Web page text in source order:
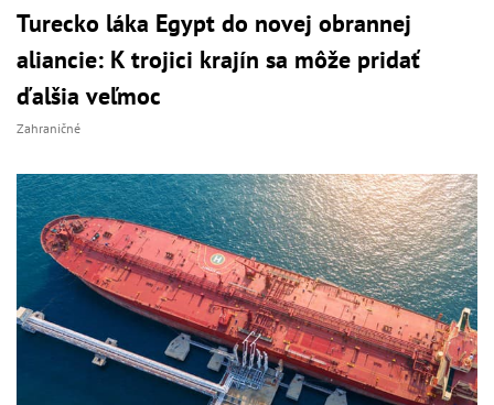
Turecko láka Egypt do novej obrannej
aliancie: K trojici krajín sa môže pridať
ďalšia veľmoc
Zahraničné